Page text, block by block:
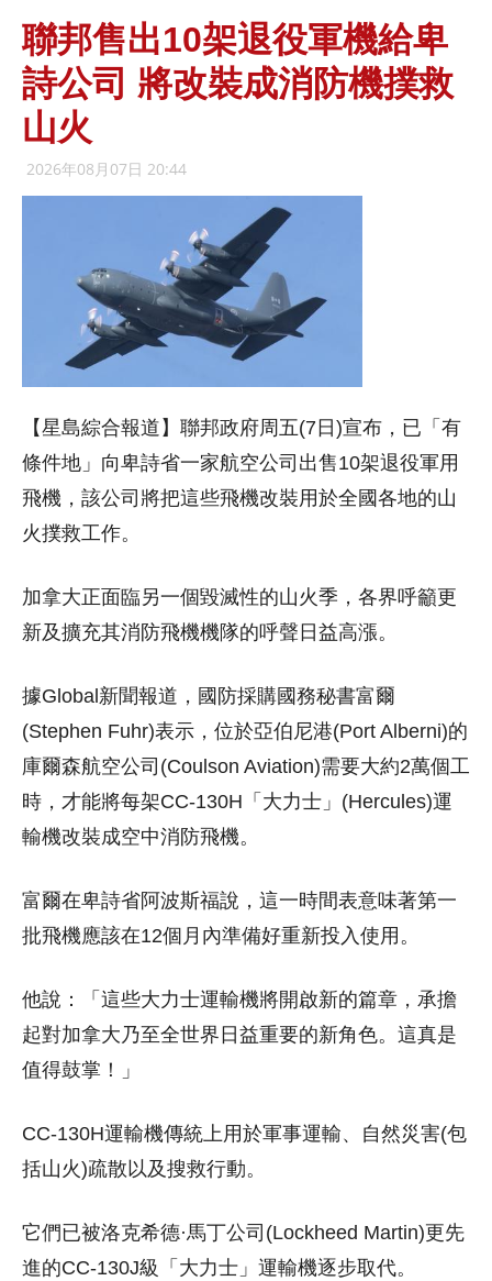
聯邦售出10架退役軍機給卑
詩公司 將改裝成消防機撲救
山火
2026年08月07日 20:44
【星島綜合報道】聯邦政府周五(7日)宣布，已「有
條件地」向卑詩省一家航空公司出售10架退役軍用
飛機，該公司將把這些飛機改裝用於全國各地的山
火撲救工作。
加拿大正面臨另一個毀滅性的山火季，各界呼籲更
新及擴充其消防飛機機隊的呼聲日益高漲。
據Global新聞報道，國防採購國務秘書富爾
(Stephen Fuhr)表示，位於亞伯尼港(Port Alberni)的
庫爾森航空公司(Coulson Aviation)需要大約2萬個工
時，才能將每架CC-130H「大力士」(Hercules)運
輸機改裝成空中消防飛機。
富爾在卑詩省阿波斯福說，這一時間表意味著第一
批飛機應該在12個月內準備好重新投入使用。
他說：「這些大力士運輸機將開啟新的篇章，承擔
起對加拿大乃至全世界日益重要的新角色。這真是
值得鼓掌！」
CC-130H運輸機傳統上用於軍事運輸、自然災害(包
括山火)疏散以及搜救行動。
它們已被洛克希德·馬丁公司(Lockheed Martin)更先
進的CC-130J級「大力士」運輸機逐步取代。